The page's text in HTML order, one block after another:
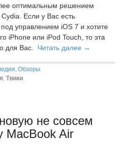
оптимальным решением
Cydia. Если у Вас есть
управлением iOS 7 и хотите
iPhone или iPod Touch, то эта
для Вас. Читать далее →
, Обзоры
, Твики
не совсем
MacBook Air